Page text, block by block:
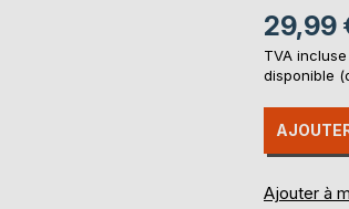
29,99
TVA
disponible
Ajouter à